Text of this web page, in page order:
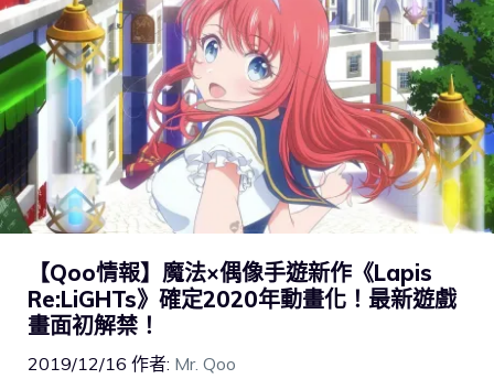
【Qoo情報】魔法×偶像手遊新作《Lapis
Re:LiGHTs》確定2020年動畫化！最新遊戲
畫面初解禁！
2019/12/16 作者: Mr. Qoo